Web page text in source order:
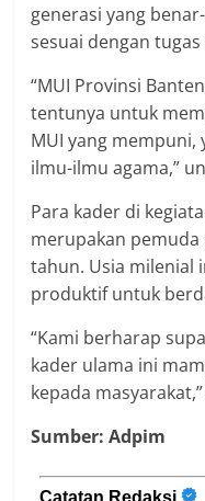
generasi yang
sesuai dengan
“MUI Provinsi
tentunya untuk
MUI yang
ilmu-ilmu agama,”
Para kader di
merupakan
tahun. Usia milenial
produktif untuk
“Kami berharap
kader ulama ini
kepada
Sumber: Adpim